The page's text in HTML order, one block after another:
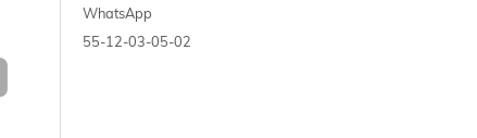
WhatsApp
55-12-03-05-02